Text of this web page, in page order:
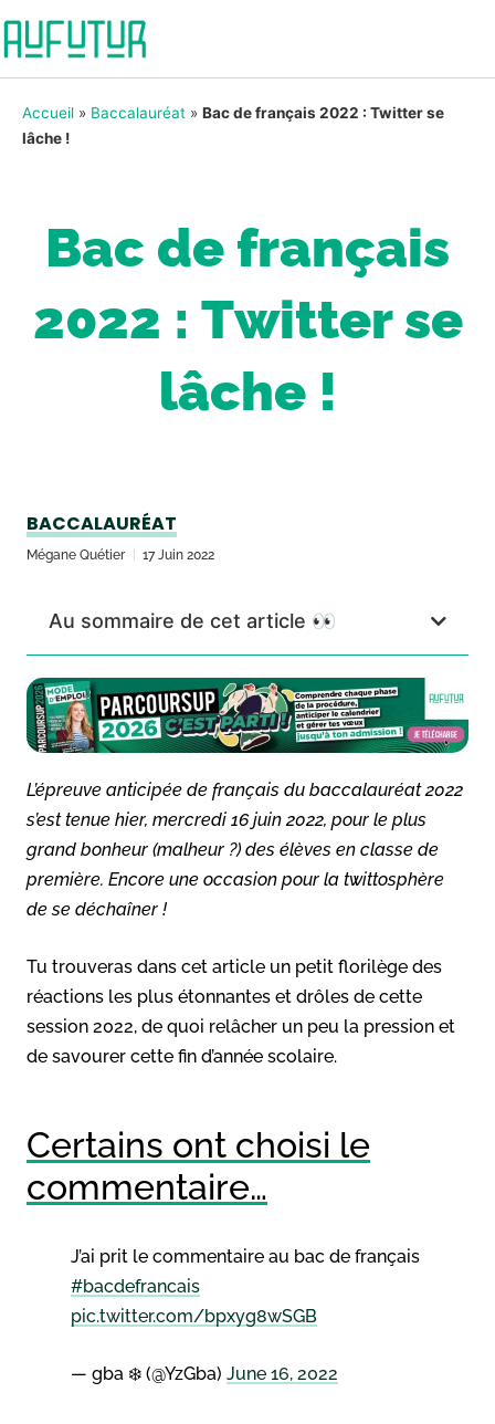
Accueil » Baccalauréat » Bac de français 2022 : Twitter se
lâche !
Bac de français
2022 : Twitter se
lâche !
BACCALAURÉAT
Mégane Quétier 17 Juin 2022
Au sommaire de cet article 👀
L’épreuve anticipée de français du baccalauréat 2022
s’est tenue hier, mercredi 16 juin 2022, pour le plus
grand bonheur (malheur ?) des élèves en classe de
première. Encore une occasion pour la twittosphère
de se déchaîner !
Tu trouveras dans cet article un petit florilège des
réactions les plus étonnantes et drôles de cette
session 2022, de quoi relâcher un peu la pression et
de savourer cette fin d’année scolaire.
Certains ont choisi le
commentaire…
J’ai prit le commentaire au bac de français
#bacdefrancais
pic.twitter.com/bpxyg8wSGB
— gba ❄️ (@YzGba) June 16, 2022